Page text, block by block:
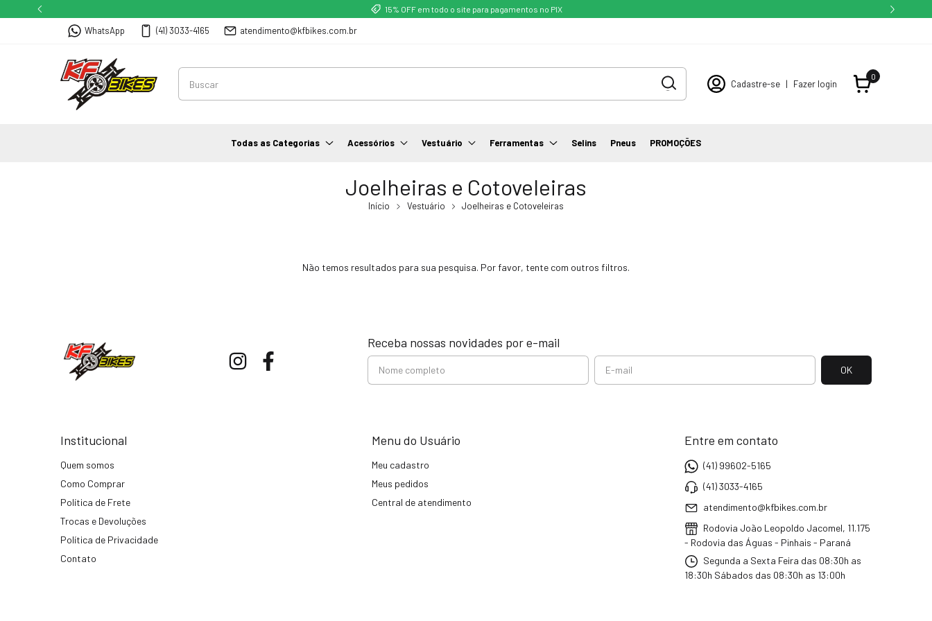
15% OFF em todo o site para pagamentos no PIX
WhatsApp (41) 3033-4165 atendimento@kfbikes.com.br
Cadastre-se | Fazer login
0
Todas as Categorias Acessórios Vestuário Ferramentas Selins Pneus PROMOÇÕES
Joelheiras e Cotoveleiras
Início Vestuário Joelheiras e Cotoveleiras
Não temos resultados para sua pesquisa. Por favor, tente com outros filtros.
Receba nossas novidades por e-mail
Institucional
Quem somos
Como Comprar
Política de Frete
Trocas e Devoluções
Política de Privacidade
Contato
Menu do Usuário
Meu cadastro
Meus pedidos
Central de atendimento
Entre em contato
(41) 99602-5165
(41) 3033-4165
atendimento@kfbikes.com.br
Rodovia João Leopoldo Jacomel, 11.175
- Rodovia das Águas - Pinhais - Paraná
Segunda a Sexta Feira das 08:30h as
18:30h Sábados das 08:30h as 13:00h